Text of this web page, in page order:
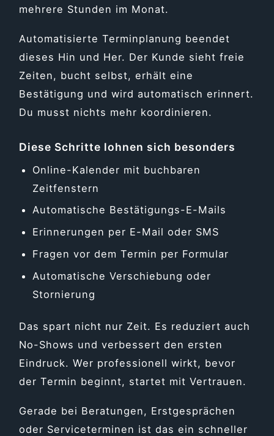
mehrere Stunden im Monat.
Automatisierte Terminplanung beendet
dieses Hin und Her. Der Kunde sieht freie
Zeiten, bucht selbst, erhält eine
Bestätigung und wird automatisch erinnert.
Du musst nichts mehr koordinieren.
Diese Schritte lohnen sich besonders
Online-Kalender mit buchbaren
Zeitfenstern
Automatische Bestätigungs-E-Mails
Erinnerungen per E-Mail oder SMS
Fragen vor dem Termin per Formular
Automatische Verschiebung oder
Stornierung
Das spart nicht nur Zeit. Es reduziert auch
No-Shows und verbessert den ersten
Eindruck. Wer professionell wirkt, bevor
der Termin beginnt, startet mit Vertrauen.
Gerade bei Beratungen, Erstgesprächen
oder Serviceterminen ist das ein schneller